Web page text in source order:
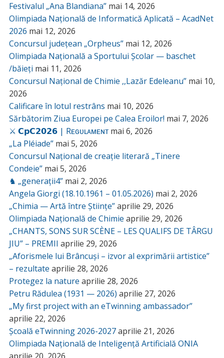
Festivalul „Ana Blandiana” mai 14, 2026
Olimpiada Națională de Informatică Aplicată – AcadNet
2026 mai 12, 2026
Concursul județean „Orpheus” mai 12, 2026
Olimpiada Națională a Sportului Școlar — baschet
/băieți mai 11, 2026
Concursul Național de Chimie ,,Lazăr Edeleanu” mai 10,
2026
Calificare în lotul restrâns mai 10, 2026
Sărbătorim Ziua Europei pe Calea Eroilor! mai 7, 2026
⚔️ 𝗖𝗽𝗖𝟮𝟬𝟮𝟲 | Rᴇɢᴜʟᴀᴍᴇɴᴛ mai 6, 2026
„La Pléiade” mai 5, 2026
Concursul Național de creație literară „Tinere
Condeie” mai 5, 2026
♞ „generații4” mai 2, 2026
Angela Giorgi (18.10.1961 – 01.05.2026) mai 2, 2026
„Chimia — Artă între Științe”aprilie 29, 2026
Olimpiada Națională de Chimie aprilie 29, 2026
„CHANTS, SONS SUR SCÈNE – LES QUALIFS DE TÂRGU
JIU” – PREMII aprilie 29, 2026
„Aforismele lui Brâncuși – izvor al exprimării artistice”
– rezultate aprilie 28, 2026
Protegez la nature aprilie 28, 2026
Petru Rădulea (1931 — 2026) aprilie 27, 2026
„My first project with an eTwinning ambassador”
aprilie 22, 2026
Școală eTwinning 2026-2027aprilie 21, 2026
Olimpiada Națională de Inteligență Artificială ONIA